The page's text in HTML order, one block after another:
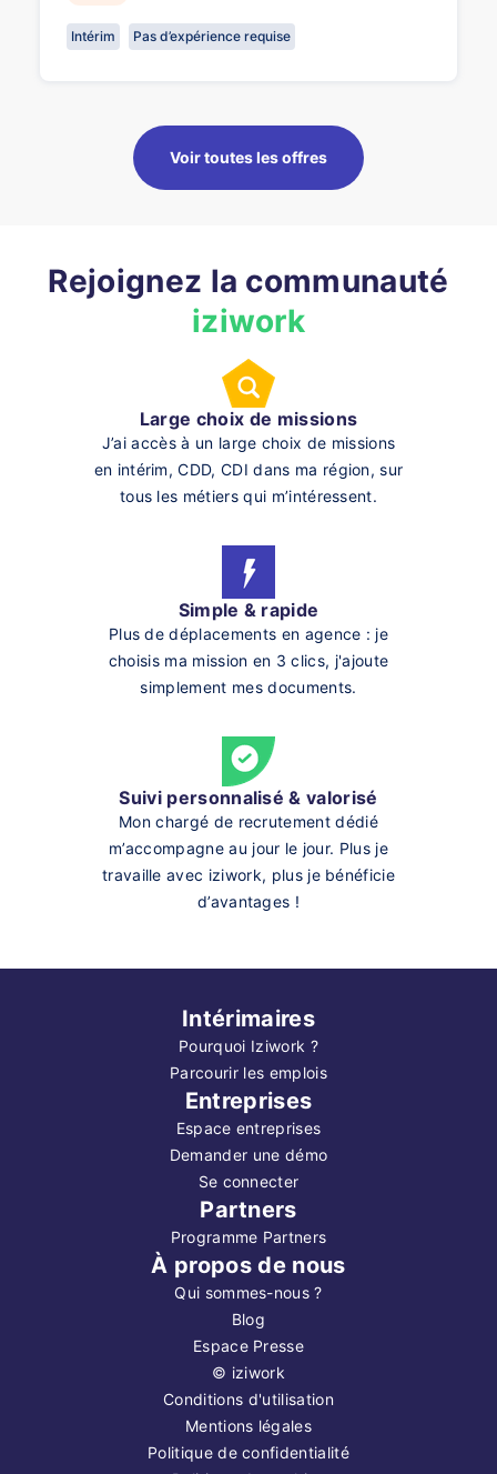
Intérim Pas d’expérience requise
Voir toutes les offres
Rejoignez la communauté
iziwork
Large choix de missions
J’ai accès à un large choix de missions
en intérim, CDD, CDI dans ma région, sur
tous les métiers qui m’intéressent.
Simple & rapide
Plus de déplacements en agence : je
choisis ma mission en 3 clics, j'ajoute
simplement mes documents.
Suivi personnalisé & valorisé
Mon chargé de recrutement dédié
m’accompagne au jour le jour. Plus je
travaille avec iziwork, plus je bénéficie
d’avantages !
Intérimaires
Pourquoi Iziwork ?
Parcourir les emplois
Entreprises
Espace entreprises
Demander une démo
Se connecter
Partners
Programme Partners
À propos de nous
Qui sommes-nous ?
Blog
Espace Presse
© iziwork
Conditions d'utilisation
Mentions légales
Politique de confidentialité